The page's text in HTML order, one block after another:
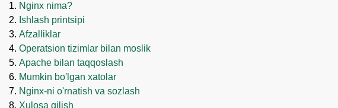
Nginx nima?
Ishlash printsipi
Afzalliklar
Operatsion tizimlar bilan moslik
Apache bilan taqqoslash
Mumkin bo'lgan xatolar
Nginx-ni o'rnatish va sozlash
Xulosa qilish